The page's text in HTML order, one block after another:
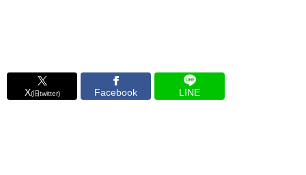
X(旧twitter) Facebook LINE